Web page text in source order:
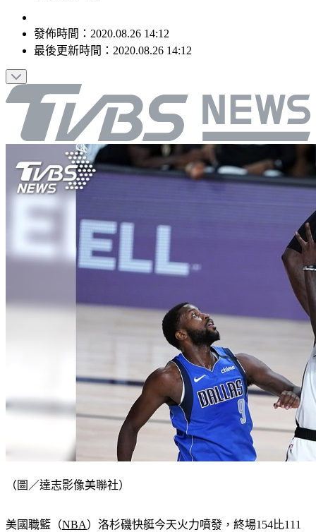
發佈時間： 2020.08.26 14:12
最後更新時間： 2020.08.26 14:12
（圖／達志影像美聯社）
美國職籃（NBA）洛杉磯快艇今天火力噴發，終場154比111